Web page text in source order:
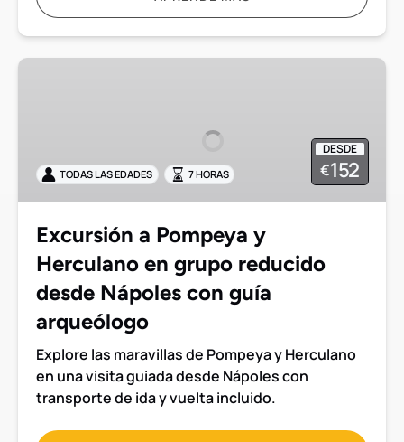
Excursión
grupo
desde
Nápoles
con
guía
arqueólogo
DESDE
€152
TODAS LAS EDADES 7 HORAS
Excursión a Pompeya y
Herculano en grupo reducido
desde Nápoles con guía
arqueólogo
Explore las maravillas de Pompeya y Herculano
en una visita guiada desde Nápoles con
transporte de ida y vuelta incluido.